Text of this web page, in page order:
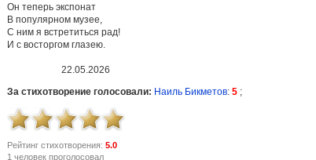
Он теперь экспонат
В популярном музее,
С ним я встретиться рад!
И с восторгом глазею.
22.05.2026
За стихотворение голосовали: Наиль Бикметов: 5 ;
Рейтинг стихотворения: 5.0
1 человек проголосовал